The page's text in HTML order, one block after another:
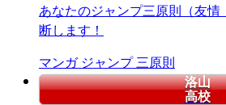
あなたのジャンプ三原則（友
断します！
マンガ ジャンプ三原則
洛山
高校